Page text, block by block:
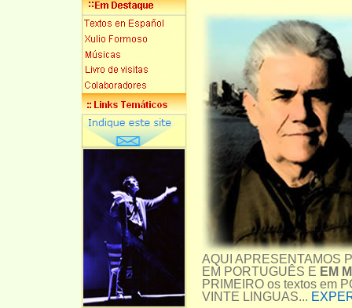
AQUI APRESENTAMOS
EM PORTUGUÊS E EM
PRIMEIRO os textos em
VINTE LINGUAS...